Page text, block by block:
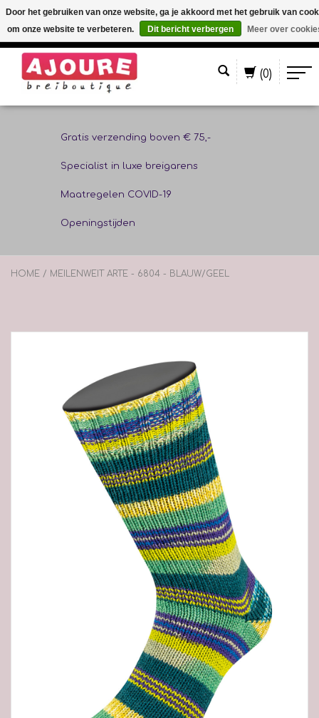
(0)
Gratis verzending boven € 75,-
Specialist in luxe breigarens
Maatregelen COVID-19
Openingstijden
HOME / MEILENWEIT ARTE - 6804 - BLAUW/GEEL
Door het gebruiken van onze website, ga je akkoord met het gebruik van
om onze website te verbeteren.
Dit bericht verbergen Meer over